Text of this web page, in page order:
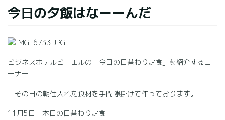
今日の夕飯はなーーんだ
ビジネスホテルビーエルの「今日の日替わり定食」を紹介するコ
ーナー!
その日の朝仕入れた食材を手間隙掛けて作っております。
11月5日 本日の日替わり定食